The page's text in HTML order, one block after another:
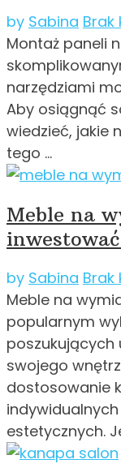
by Sabina Brak
Montaż paneli
narzędziami
Aby osiągnąć
wiedzieć, jakie
tego …
Meble na
by Sabina Brak
Meble na
popularnym
poszukujących
swojego
dostosowanie
estetycznych.